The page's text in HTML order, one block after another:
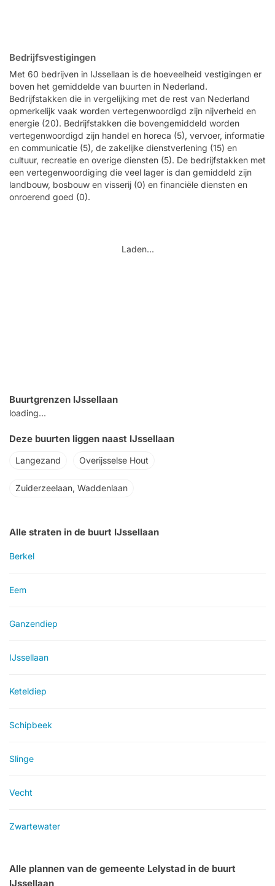
Bedrijfsvestigingen
Met 60 bedrijven in IJssellaan is de hoeveelheid vestigingen er
boven het gemiddelde van buurten in Nederland.
Bedrijfstakken die in vergelijking met de rest van Nederland
opmerkelijk vaak worden vertegenwoordigd zijn nijverheid en
energie (20). Bedrijfstakken die bovengemiddeld worden
vertegenwoordigd zijn handel en horeca (5), vervoer, informatie
en communicatie (5), de zakelijke dienstverlening (15) en
cultuur, recreatie en overige diensten (5). De bedrijfstakken met
een vertegenwoordiging die veel lager is dan gemiddeld zijn
landbouw, bosbouw en visserij (0) en financiële diensten en
onroerend goed (0).
Laden...
Buurtgrenzen IJssellaan
loading...
Deze buurten liggen naast IJssellaan
Langezand Overijsselse Hout
Zuiderzeelaan, Waddenlaan
Alle straten in de buurt IJssellaan
Berkel
Eem
Ganzendiep
IJssellaan
Keteldiep
Schipbeek
Slinge
Vecht
Zwartewater
Alle plannen van de gemeente Lelystad in de buurt
IJssellaan